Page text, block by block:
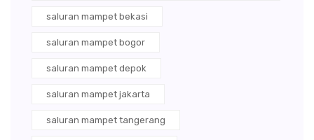
saluran mampet bekasi
saluran mampet bogor
saluran mampet depok
saluran mampet jakarta
saluran mampet tangerang